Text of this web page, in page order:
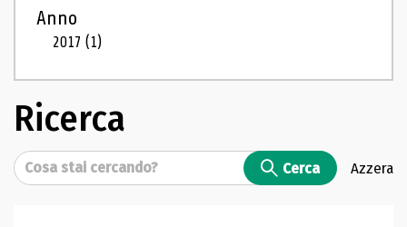
Anno
2017(1)
Ricerca
Cerca Cerca Azzera